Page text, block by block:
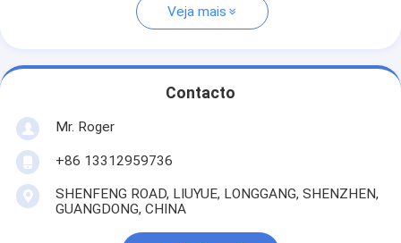
Veja mais
Contacto
Mr. Roger
+86 13312959736
SHENFENG ROAD, LIUYUE, LONGGANG, SHENZHEN,
GUANGDONG, CHINA